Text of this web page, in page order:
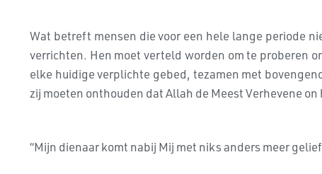
Wat betreft mensen die voor een hele lange periode
verrichten. Hen moet verteld worden om te proberen
elke huidige verplichte gebed, tezamen met
zij moeten onthouden dat Allah de Meest Verhevene
“Mijn dienaar komt nabij Mij met niks anders meer